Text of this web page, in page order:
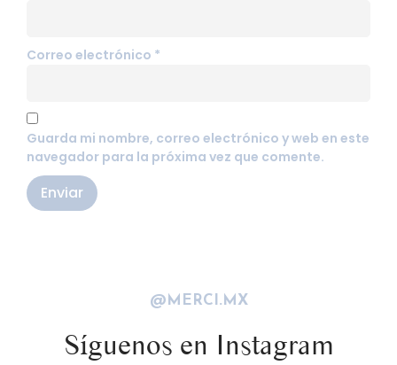
Correo electrónico *
Guarda mi nombre, correo electrónico y web en este
navegador para la próxima vez que comente.
@MERCI.MX
Síguenos en Instagram